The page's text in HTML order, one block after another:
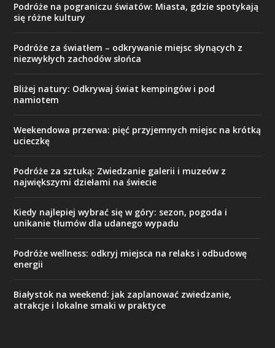
Podróże na pograniczu światów: Miasta, gdzie spotykają
się różne kultury
Podróże za światłem – odkrywanie miejsc słynących z
niezwykłych zachodów słońca
Bliżej natury: Odkrywaj świat kempingów i pod
namiotem
Weekendowa przerwa: pięć przyjemnych miejsc na krótką
ucieczkę
Podróże za sztuką: Zwiedzanie galerii i muzeów z
największymi dziełami na świecie
Kiedy najlepiej wybrać się w góry: sezon, pogoda i
unikanie tłumów dla udanego wypadu
Podróże wellness: odkryj miejsca na relaks i odbudowę
energii
Białystok na weekend: jak zaplanować zwiedzanie,
atrakcje i lokalne smaki w praktyce